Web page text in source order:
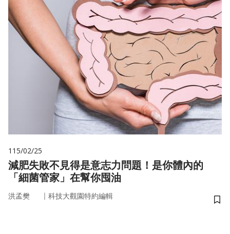
115/02/25
減肥失敗不見得是意志力問題！是你體內的
「細菌管家」在幫你囤油
洪孟樊 ｜ 科技大觀園特約編輯
儲